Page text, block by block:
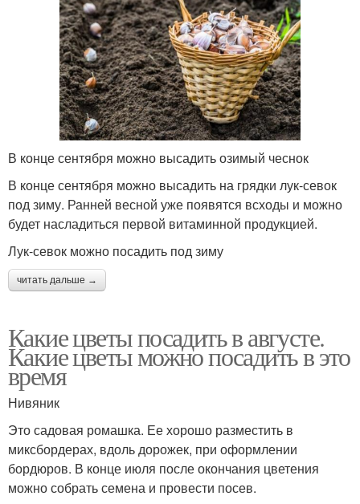
В конце сентября можно высадить озимый чеснок
В конце сентября можно высадить на грядки лук-севок
под зиму. Ранней весной уже появятся всходы и можно
будет насладиться первой витаминной продукцией.
Лук-севок можно посадить под зиму
читать дальше →
Какие цветы посадить в августе.
Какие цветы можно посадить в это
время
Нивяник
Это садовая ромашка. Ее хорошо разместить в
миксбордерах, вдоль дорожек, при оформлении
бордюров. В конце июля после окончания цветения
можно собрать семена и провести посев.